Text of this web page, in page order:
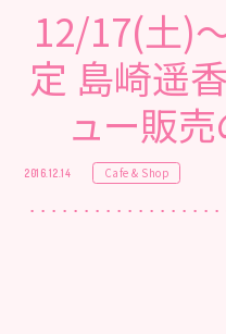
12/17(土)
定 島崎遥
ュー販売
2016.12.14 Cafe & Shop